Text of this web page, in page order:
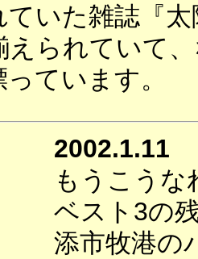
ていた雑誌『
えられていて
ています。
2002.1.11
もうこうな
ベスト3の
添市牧港の